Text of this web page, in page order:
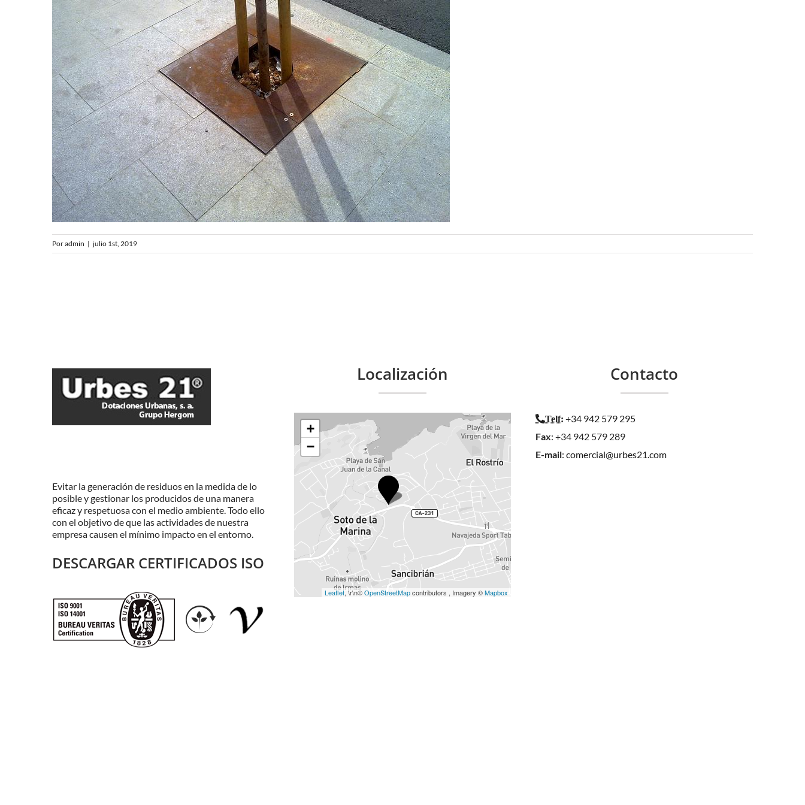
Poradmin | julio 1st, 2019
Evitar la generación de residuos en la medida de lo
posible y gestionar los producidos de una manera
eficaz y respetuosa con el medio ambiente. Todo ello
con el objetivo de que las actividades de nuestra
empresa causen el mínimo impacto en el entorno.
DESCARGAR CERTIFICADOS ISO
Localización
+
−
Leaflet, \r\n©OpenStreetMapcontributors , Imagery ©Mapbox
Contacto
Telf: +34 942 579 295
Fax: +34 942 579 289
E-mail:comercial@urbes21.com